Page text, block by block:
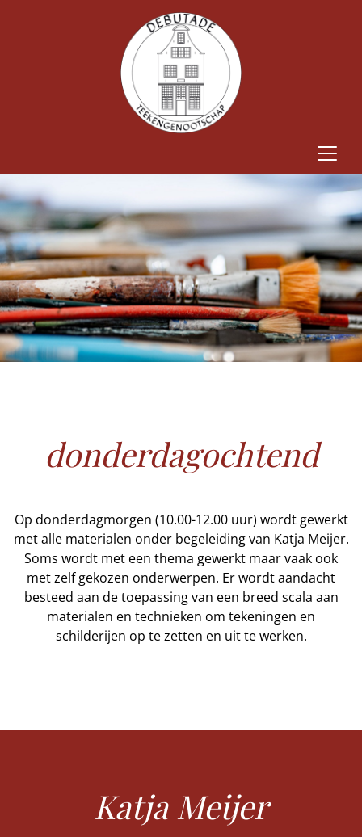
donderdagochtend
Op donderdagmorgen (10.00-12.00 uur) wordt gewerkt
met alle materialen onder begeleiding van Katja Meijer.
Soms wordt met een thema gewerkt maar vaak ook
met zelf gekozen onderwerpen. Er wordt aandacht
besteed aan de toepassing van een breed scala aan
materialen en technieken om tekeningen en
schilderijen op te zetten en uit te werken.
Katja Meijer